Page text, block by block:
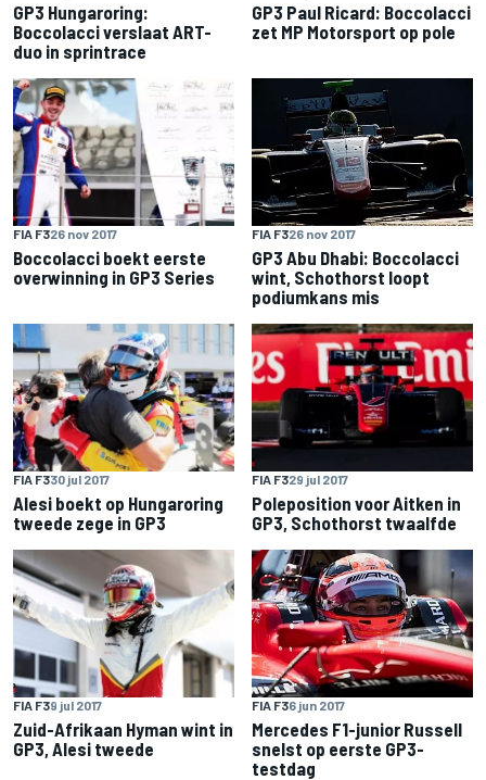
GP3 Hungaroring:
Boccolacci verslaat ART-
duo in sprintrace
GP3 Paul Ricard: Boccolacci
zet MP Motorsport op pole
FIA F326 nov 2017
Boccolacci boekt eerste
overwinning in GP3 Series
FIA F326 nov 2017
GP3 Abu Dhabi: Boccolacci
wint, Schothorst loopt
podiumkans mis
FIA F330 jul 2017
Alesi boekt op Hungaroring
tweede zege in GP3
FIA F329 jul 2017
Poleposition voor Aitken in
GP3, Schothorst twaalfde
FIA F39 jul 2017
Zuid-Afrikaan Hyman wint in
GP3, Alesi tweede
FIA F36 jun 2017
Mercedes F1-junior Russell
snelst op eerste GP3-
testdag